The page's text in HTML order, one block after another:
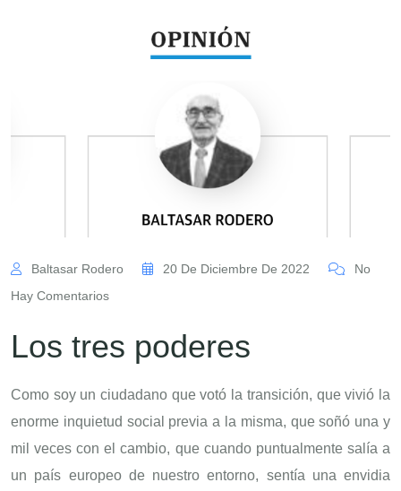
Baltasar Rodero 20 De Diciembre De 2022
No
Hay Comentarios
Los tres poderes
Como soy un ciudadano que votó la transición, que vivió la
enorme inquietud social previa a la misma, que soñó una y
mil veces con el cambio, que cuando puntualmente salía a
un país europeo de nuestro entorno, sentía una envidia